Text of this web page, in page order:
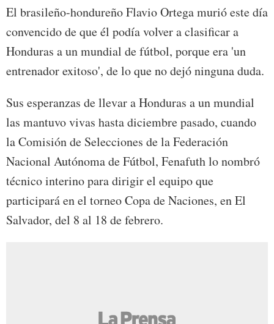
El brasileño-hondureño Flavio Ortega murió este día
convencido de que él podía volver a clasificar a
Honduras a un mundial de fútbol, porque era 'un
entrenador exitoso', de lo que no dejó ninguna duda.
Sus esperanzas de llevar a Honduras a un mundial
las mantuvo vivas hasta diciembre pasado, cuando
la Comisión de Selecciones de la Federación
Nacional Autónoma de Fútbol, Fenafuth lo nombró
técnico interino para dirigir el equipo que
participará en el torneo Copa de Naciones, en El
Salvador, del 8 al 18 de febrero.